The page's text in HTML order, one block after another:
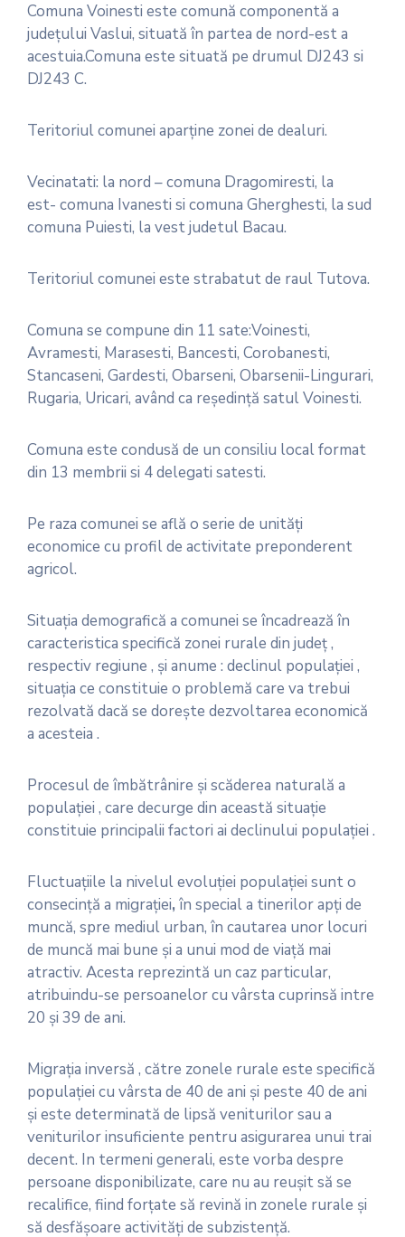
Comuna Voinesti este comună componentă a
judeţului Vaslui, situată în partea de nord-est a
acestuia.Comuna este situată pe drumul DJ243 si
DJ243 C.
Teritoriul comunei aparţine zonei de dealuri.
Vecinatati: la nord – comuna Dragomiresti, la
est- comuna Ivanesti si comuna Gherghesti, la sud
comuna Puiesti, la vest judetul Bacau.
Teritoriul comunei este strabatut de raul Tutova.
Comuna se compune din 11 sate:Voinesti,
Avramesti, Marasesti, Bancesti, Corobanesti,
Stancaseni, Gardesti, Obarseni, Obarsenii-Lingurari,
Rugaria, Uricari, având ca reşedinţă satul Voinesti.
Comuna este condusă de un consiliu local format
din 13 membrii si 4 delegati satesti.
Pe raza comunei se află o serie de unităţi
economice cu profil de activitate preponderent
agricol.
Situaţia demografică a comunei se încadrează în
caracteristica specifică zonei rurale din judeţ ,
respectiv regiune , şi anume : declinul populaţiei ,
situaţia ce constituie o problemă care va trebui
rezolvată dacă se doreşte dezvoltarea economică
a acesteia .
Procesul de îmbătrânire şi scăderea naturală a
populaţiei , care decurge din această situaţie
constituie principalii factori ai declinului populaţiei .
Fluctuaţiile la nivelul evoluţiei populaţiei sunt o
consecinţă a migraţiei, în special a tinerilor apţi de
muncă, spre mediul urban, în cautarea unor locuri
de muncă mai bune şi a unui mod de viaţă mai
atractiv. Acesta reprezintă un caz particular,
atribuindu-se persoanelor cu vârsta cuprinsă intre
20 şi 39 de ani.
Migraţia inversă , către zonele rurale este specifică
populaţiei cu vârsta de 40 de ani şi peste 40 de ani
şi este determinată de lipsă veniturilor sau a
veniturilor insuficiente pentru asigurarea unui trai
decent. In termeni generali, este vorba despre
persoane disponibilizate, care nu au reuşit să se
recalifice, fiind forţate să revină in zonele rurale şi
să desfăşoare activităţi de subzistenţă.